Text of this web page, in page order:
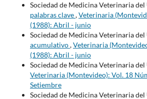
Sociedad de Medicina Veterinaria del
palabras clave,Veterinaria
(1988): Abril - junio
Sociedad de Medicina Veterinaria del
acumulativo,Veterinaria
(1988): Abril - junio
Sociedad de Medicina Veterinaria del
Veterinaria (Montevideo): Vol. 18
Setiembre
Sociedad de Medicina Veterinaria del